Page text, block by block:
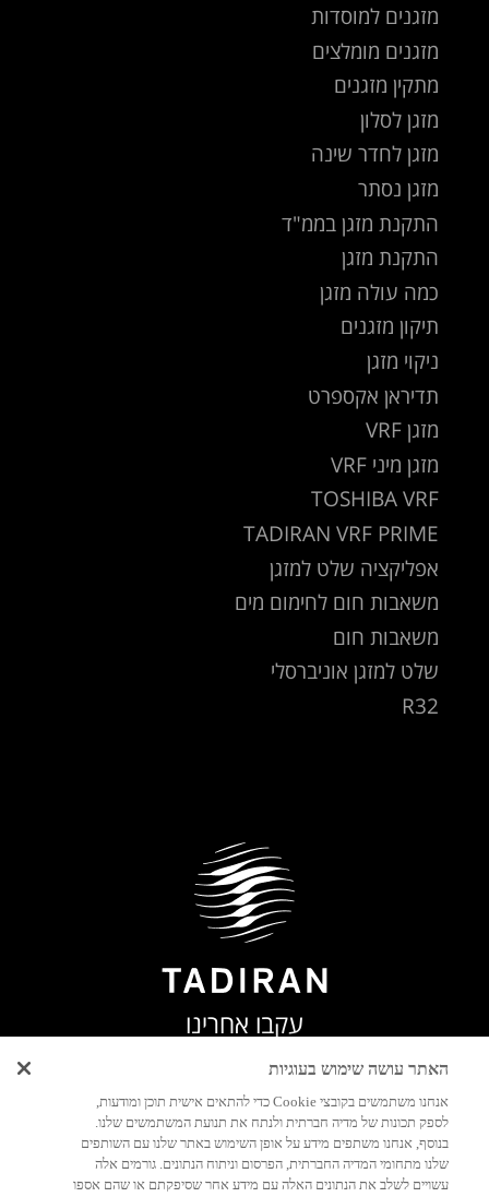
מזגנים למוסדות
מזגנים מומלצים
מתקין מזגנים
מזגן לסלון
מזגן לחדר שינה
מזגן נסתר
התקנת מזגן בממ"ד
התקנת מזגן
כמה עולה מזגן
תיקון מזגנים
ניקוי מזגן
תדיראן אקספרט
מזגן VRF
מזגן מיני VRF
TOSHIBA VRF
TADIRAN VRF PRIME
אפליקציה שלט למזגן
משאבות חום לחימום מים
משאבות חום
שלט למזגן אוניברסלי
R32
עקבו אחרינו
האתר עושה שימוש בעוגיות
אנחנו משתמשים בקובצי Cookie כדי להתאים אישית תוכן ומודעות,
לספק תכונות של מדיה חברתית ולנתח את תנועת המשתמשים שלנו.
בנוסף, אנחנו משתפים מידע על אופן השימוש באתר שלנו עם השותפים
שלנו מתחומי המדיה החברתית, הפרסום וניתוח הנתונים. גורמים אלה
עשויים לשלב את הנתונים האלה עם מידע אחר שסיפקתם או שהם אספו